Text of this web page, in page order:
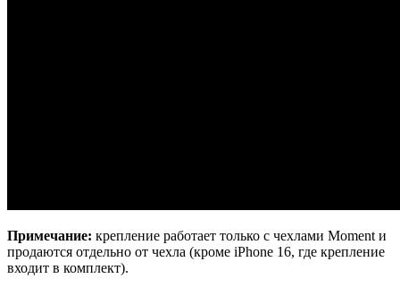
Примечание: крепление работает только с чехлами Moment и
продаются отдельно от чехла (кроме iPhone 16, где крепление
входит в комплект).